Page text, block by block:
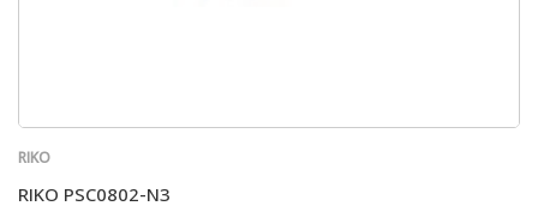
RIKO
RIKO PSC0802-N3